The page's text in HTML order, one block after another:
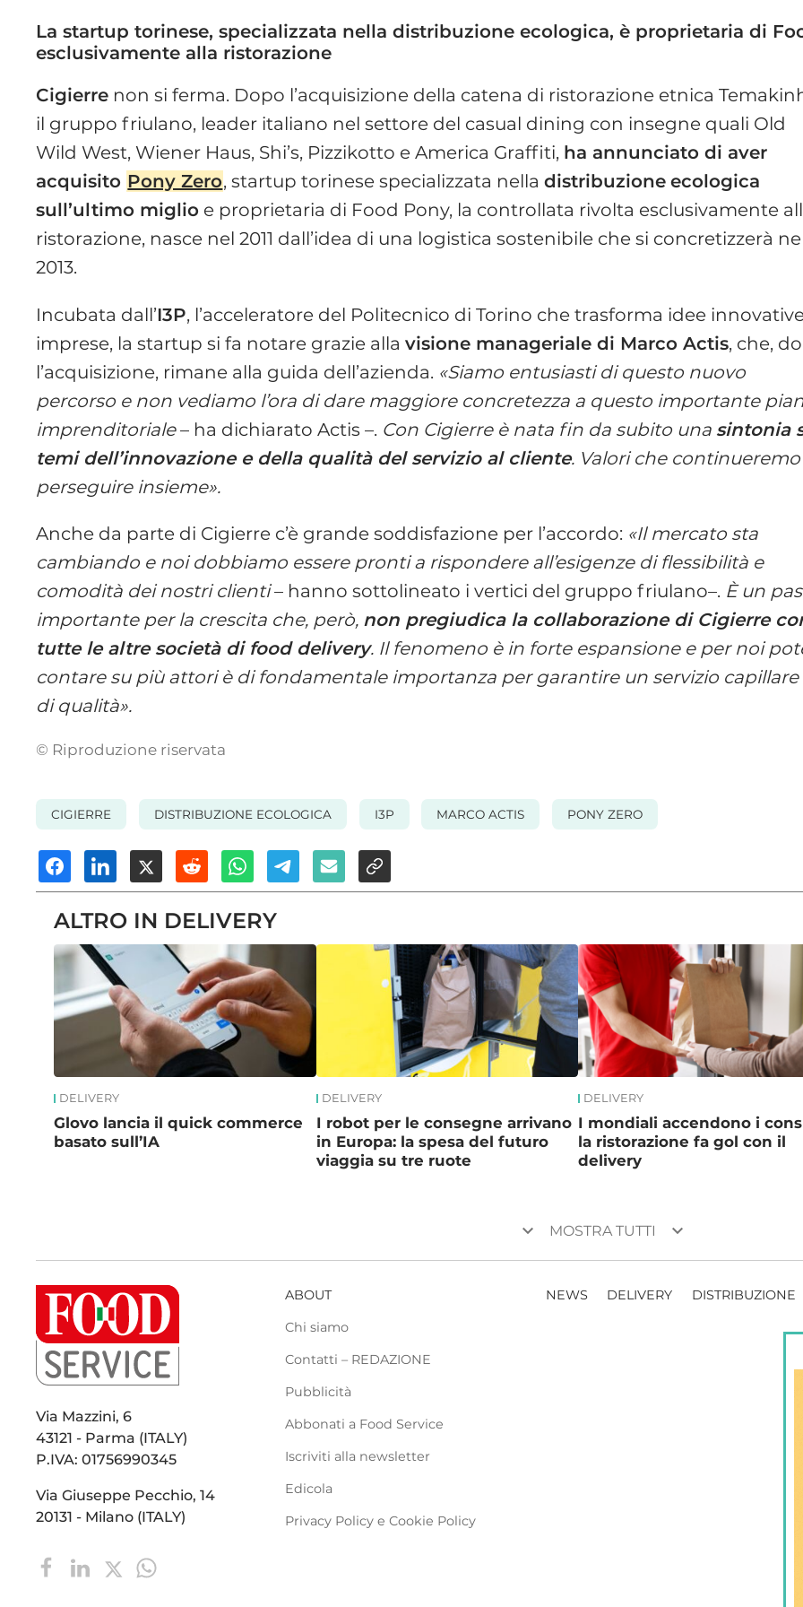
La startup torinese, specializzata nella distribuzione ecologica, è proprietaria di
esclusivamente alla ristorazione
Cigierre non si ferma. Dopo l’acquisizione della catena di ristorazione etnica
il gruppo friulano, leader italiano nel settore del casual dining con insegne quali Old
Wild West, Wiener Haus, Shi’s, Pizzikotto e America Graffiti, ha annunciato di aver
acquisito Pony Zero, startup torinese specializzata nelladistribuzione ecologica
sull’ultimo miglio e proprietaria di Food Pony, la controllata rivolta esclusivamente
ristorazione, nasce nel 2011 dall’idea di una logistica sostenibile che si concretizzerà nel
2013.
Incubata dall’I3P, l’acceleratore del Politecnico di Torino che trasforma idee
imprese, la startup si fa notare grazie allavisione manageriale di Marco Actis, che,
l’acquisizione, rimane alla guida dell’azienda. «Siamo entusiasti di questo nuovo
percorso e non vediamo l’ora di dare maggiore concretezza a questo importante
imprenditoriale– ha dichiarato Actis –. Con Cigierre è nata fin da subito una sintonia
temi dell’innovazione e della qualità del servizio al cliente. Valori che continueremo
perseguire insieme».
Anche da parte di Cigierre c’è grande soddisfazione per l’accordo: «Il mercato sta
cambiando e noi dobbiamo essere pronti a rispondere all’esigenze di flessibilità e
comodità dei nostri clienti– hanno sottolineato i vertici del gruppo friulano–. È un
importante per la crescita che, però, non pregiudica la collaborazione di Cigierre
tutte le altre società di food delivery. Il fenomeno è in forte espansione e per noi
contare su più attori è di fondamentale importanza per garantire un servizio capillare
di qualità».
© Riproduzione riservata
CIGIERRE DISTRIBUZIONE ECOLOGICA I3P MARCO ACTIS PONY ZERO
ALTRO IN DELIVERY
DELIVERY
Glovo lancia il quick commerce
basato sull’IA
DELIVERY
I robot per le consegne arrivano
in Europa: la spesa del futuro
viaggia su tre ruote
DELIVERY
I mondiali accendono i
la ristorazione fa gol con il
delivery
keyboard_arrow_down MOSTRA TUTTI keyboard_arrow_down
Via Mazzini, 6
43121 - Parma (ITALY)
P.IVA: 01756990345
Via Giuseppe Pecchio, 14
20131 - Milano (ITALY)
ABOUT
Chi siamo
Contatti – REDAZIONE
Pubblicità
Abbonati a Food Service
Iscriviti alla newsletter
Edicola
Privacy Policy e Cookie Policy
NEWS DELIVERY DISTRIBUZIONE